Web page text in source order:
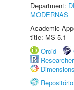
Department:
MODERNAS
Academic
title: MS-5.1
Orcid
Dimensions